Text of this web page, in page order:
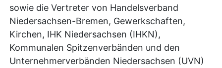
sowie die Vertreter von Handelsverband
Niedersachsen-Bremen, Gewerkschaften,
Kirchen, IHK Niedersachsen (IHKN),
Kommunalen Spitzenverbänden und den
Unternehmerverbänden Niedersachsen (UVN)